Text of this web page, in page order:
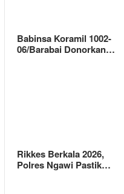
Babinsa Koramil 1002-
06/Barabai Donorkan…
Rikkes Berkala 2026,
Polres Ngawi Pastik…